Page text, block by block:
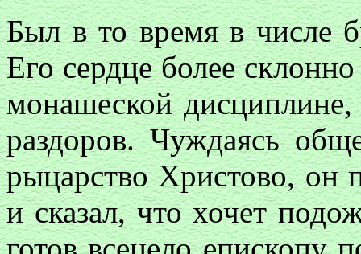
Был в то время в числе
Его сердце более
монашеской дисциплине,
раздоров. Чуждаясь
рыцарство Христово, он
и сказал, что хочет